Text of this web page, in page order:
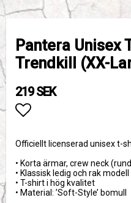
Pantera Unisex
Trendkill (XX-
219 SEK
Officiellt licenserad unisex t-
• Korta ärmar, crew neck
• Klassisk ledig och rak modell
• T-shirt i hög kvalitet
• Material: ’Soft-Style’ bomull